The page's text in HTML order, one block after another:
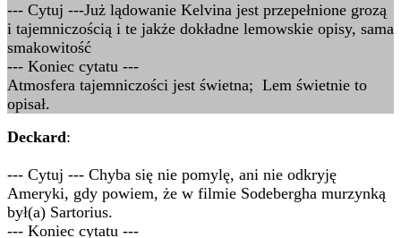
--- Cytuj ---Już lądowanie Kelvina jest przepełnione grozą
i tajemniczością i te jakże dokładne lemowskie opisy, sama
smakowitość
--- Koniec cytatu ---
Atmosfera tajemniczości jest świetna; Lem świetnie to
opisał.
Deckard:
--- Cytuj --- Chyba się nie pomylę, ani nie odkryję
Ameryki, gdy powiem, że w filmie Sodebergha murzynką
był(a) Sartorius.
--- Koniec cytatu ---